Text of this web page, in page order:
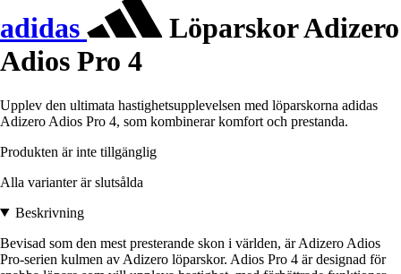
adidas
Löparskor Adizero
Adios Pro 4
Upplev den ultimata hastighetsupplevelsen med löparskorna adidas
Adizero Adios Pro 4, som kombinerar komfort och prestanda.
Produkten är inte tillgänglig
Alla varianter är slutsålda
Beskrivning
Bevisad som den mest presterande skon i världen, är Adizero Adios
Pro-serien kulmen av Adizero löparskor. Adios Pro 4 är designad för